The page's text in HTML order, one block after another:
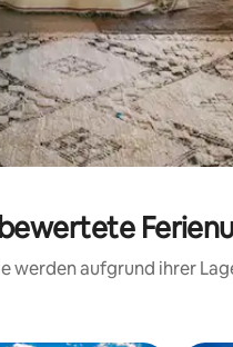
werden aufgrund ihrer